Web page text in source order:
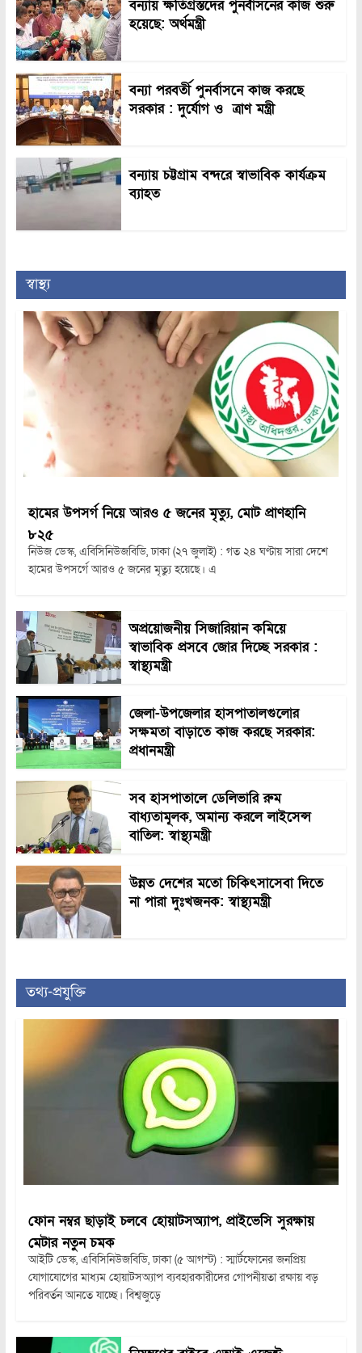
বন্যায় ক্ষতিগ্রস্তদের পুনর্বাসনের কাজ শুরু
হয়েছে: অর্থমন্ত্রী
বন্যা পরবর্তী পুনর্বাসনে কাজ করছে
সরকার : দুর্যোগ ও ত্রাণ মন্ত্রী
বন্যায় চট্টগ্রাম বন্দরে স্বাভাবিক কার্যক্রম
ব্যাহত
স্বাস্থ্য
হামের উপসর্গ নিয়ে আরও ৫ জনের মৃত্যু, মোট প্রাণহানি
৮২৫
নিউজ ডেস্ক, এবিসিনিউজবিডি, ঢাকা (২৭ জুলাই) : গত ২৪ ঘণ্টায় সারা দেশে
হামের উপসর্গে আরও ৫ জনের মৃত্যু হয়েছে। এ
অপ্রয়োজনীয় সিজারিয়ান কমিয়ে
স্বাভাবিক প্রসবে জোর দিচ্ছে সরকার :
স্বাস্থ্যমন্ত্রী
জেলা-উপজেলার হাসপাতালগুলোর
সক্ষমতা বাড়াতে কাজ করছে সরকার:
প্রধানমন্ত্রী
সব হাসপাতালে ডেলিভারি রুম
বাধ্যতামূলক, অমান্য করলে লাইসেন্স
বাতিল: স্বাস্থ্যমন্ত্রী
উন্নত দেশের মতো চিকিৎসাসেবা দিতে
না পারা দুঃখজনক: স্বাস্থ্যমন্ত্রী
তথ্য-প্রযুক্তি
ফোন নম্বর ছাড়াই চলবে হোয়াটসঅ্যাপ, প্রাইভেসি সুরক্ষায়
মেটার নতুন চমক
আইটি ডেস্ক, এবিসিনিউজবিডি, ঢাকা (৫ আগস্ট) : স্মার্টফোনের জনপ্রিয়
যোগাযোগের মাধ্যম হোয়াটসঅ্যাপ ব্যবহারকারীদের গোপনীয়তা রক্ষায় বড়
পরিবর্তন আনতে যাচ্ছে। বিশ্বজুড়ে